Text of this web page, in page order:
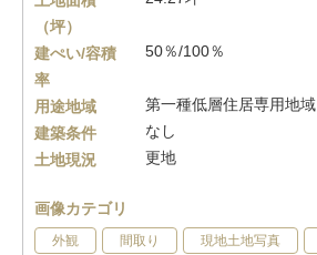
（坪）
建ぺい/容積
率
50％/100％
用途地域
第一種低層住居専用地域
建築条件
なし
土地現況
更地
画像カテゴリ
外観 間取り 現地土地写真